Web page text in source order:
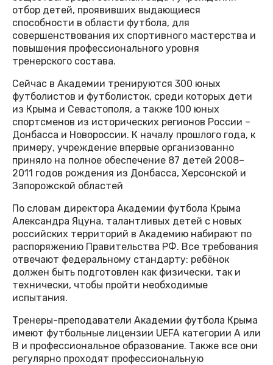
отбор детей, проявивших выдающиеся
способности в области футбола, для
совершенствования их спортивного мастерства и
повышения профессионального уровня
тренерского состава.
Сейчас в Академии тренируются 300 юных
футболистов и футболисток, среди которых дети
из Крыма и Севастополя, а также 100 юных
спортсменов из исторических регионов России –
Донбасса и Новороссии. К началу прошлого года, к
примеру, учреждение впервые организованно
приняло на полное обеспечение 87 детей 2008–
2011 годов рождения из Донбасса, Херсонской и
Запорожской областей
По словам директора Академии футбола Крыма
Александра Яцуна, талантливых детей с новых
российских территорий в Академию набирают по
распоряжению Правительства РФ. Все требования
отвечают федеральному стандарту: ребёнок
должен быть подготовлен как физически, так и
технически, чтобы пройти необходимые
испытания.
Тренеры-преподаватели Академии футбола Крыма
имеют футбольные лицензии UEFA категории А или
В и профессиональное образование. Также все они
регулярно проходят профессиональную